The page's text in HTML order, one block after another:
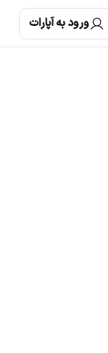
ورود به آپارات